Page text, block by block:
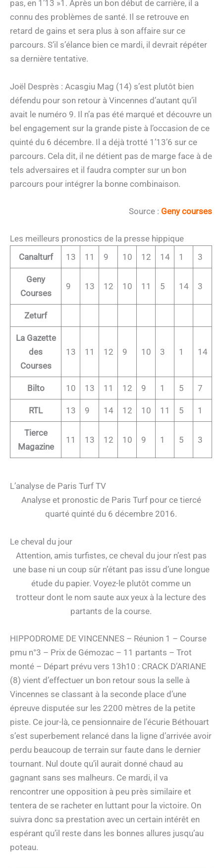
pas, en 1’13 »1. Après un bon début de carrière, il a
connu des problèmes de santé. Il se retrouve en
retard de gains et sera plus à son affaire sur ce
parcours. S’il s’élance bien ce mardi, il devrait répéter
sa dernière tentative.
Joël Desprès : Acasgiu Mag (14) s’est plutôt bien
défendu pour son retour à Vincennes d’autant qu’il
avait le numéro 9. Il n’a pas été marqué et découvre un
bel engagement sur la grande piste à l’occasion de ce
quinté du 6 décembre. Il a déjà trotté 1’13’6 sur ce
parcours. Cela dit, il ne détient pas de marge face à de
tels adversaires et il faudra compter sur un bon
parcours pour intégrer la bonne combinaison.
Source : Geny courses
Les meilleurs pronostics de la presse hippique
Canalturf
13 11 9 10 12 14 1 3
Geny
Courses
9 13 12 10 11 5 14 3
Zeturf
La Gazette
des
Courses
13 11 12 9 10 3 1 14
Bilto 10 13 11 12 9 1 5 7
RTL 13 9 14 12 10 11 5 1
Tierce
Magazine
11 13 12 10 9 1 5 3
L’analyse de Paris Turf TV
Analyse et pronostic de Paris Turf pour ce tiercé
quarté quinté du 6 décembre 2016.
Le cheval du jour
Attention, amis turfistes, ce cheval du jour n’est pas
une base ni un coup sûr n’étant pas issu d’une longue
étude du papier. Voyez-le plutôt comme un
trotteur dont le nom saute aux yeux à la lecture des
partants de la course.
HIPPODROME DE VINCENNES – Réunion 1 – Course
pmu n°3 – Prix de Gémozac – 11 partants – Trot
monté – Départ prévu vers 13h10 : CRACK D’ARIANE
(8) vient d’effectuer un bon retour sous la selle à
Vincennes se classant à la seconde place d’une
épreuve disputée sur les 2200 mètres de la petite
piste. Ce jour-là, ce pensionnaire de l’écurie Béthouart
s’est superbement relancé dans la ligne d’arrivée avoir
perdu beaucoup de terrain sur faute dans le dernier
tournant. Nul doute qu’il aurait donné chaud au
gagnant sans ses malheurs. Ce mardi, il va
rencontrer une opposition à peu près similaire et
tentera de se racheter en luttant pour la victoire. On
suivra donc sa prestation avec un certain intérêt en
espérant qu’il reste dans les bonnes allures jusqu’au
poteau.